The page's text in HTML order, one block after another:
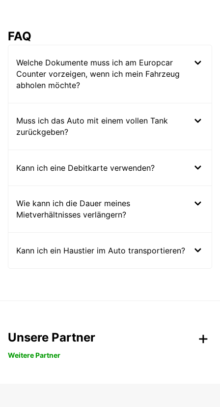
FAQ
Welche Dokumente muss ich am Europcar
Counter vorzeigen, wenn ich mein Fahrzeug
abholen möchte?
Muss ich das Auto mit einem vollen Tank
zurückgeben?
Kann ich eine Debitkarte verwenden?
Wie kann ich die Dauer meines
Mietverhältnisses verlängern?
Kann ich ein Haustier im Auto transportieren?
Unsere Partner
Weitere Partner